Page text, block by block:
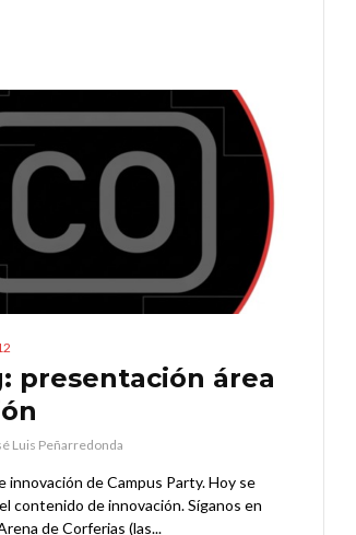
presentación área
Luis Peñarredonda
innovación de Campus Party. Hoy se
contenido de innovación. Síganos en
de Corferias (las...